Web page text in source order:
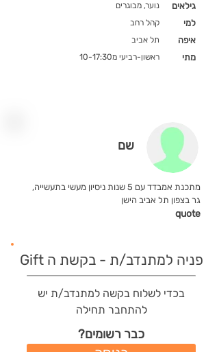
נוער, מבוגרים גילאים
קהל רחב למי
תל אביב איפה
ראשון-רביעי מ10-17:30 מתי
שם
מתכנת אמבדד עם 5 שנות ניסיון מעשי בתעשייה,
גר בצפון תל אביב הישן
quote
פניה למתנדב/ת - בקשת ה Gift
בכדי לשלוח בקשה למתנדב/ת יש
להתחבר תחילה
כבר רשומים?